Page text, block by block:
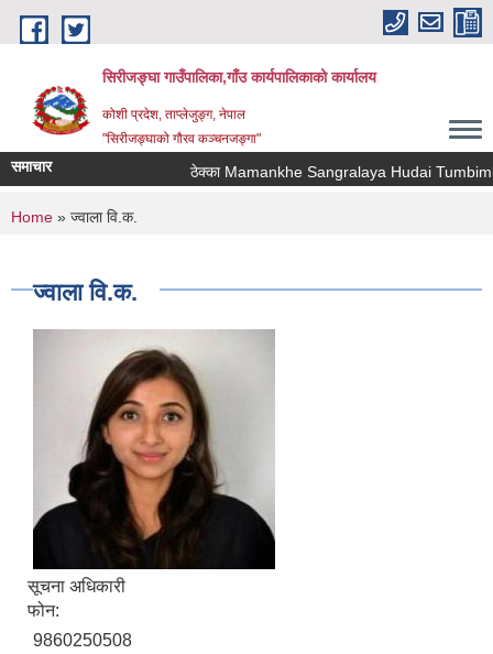
Skip to main content
सिरीजङ्घा गाउँपालिका,गाँउ कार्यपालिकाको कार्यालय
कोशी प्रदेश, ताप्लेजुङ्ग, नेपाल
"सिरीजङ्घाको गौरव कञ्चनजङ्गा"
समाचार ठेक्का Mamankhe Sangralaya Hudai
You are here
Home » ज्वाला वि.क.
ज्वाला वि.क.
सूचना अधिकारी
फोन:
9860250508